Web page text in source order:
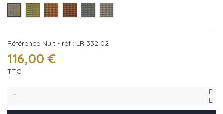
Nuit - réf : LR 332 02
Jour - réf : LR 332 22
Flamme - réf : LR 332 35
Terre - réf : LR 332 37
Azur - réf : LR 332 40
Reve - réf : LR 332 41
Référence Nuit - réf : LR 332 02
116,00 €
TTC